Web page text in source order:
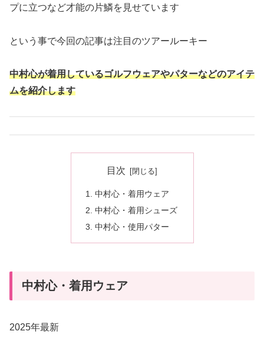
プに立つなど才能の片鱗を見せています
という事で今回の記事は注目のツアールーキー
中村心が着用しているゴルフウェアやパターなどのアイテ
ムを紹介します
目次
中村心・着用ウェア
中村心・着用シューズ
中村心・使用パター
中村心・着用ウェア
2025年最新